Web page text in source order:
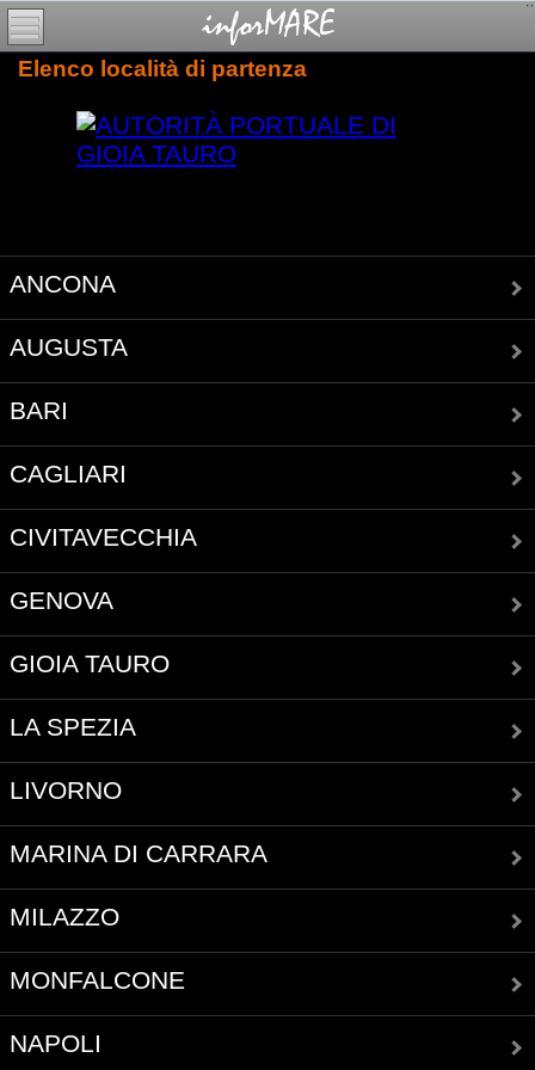
Elenco località di partenza
ANCONA
AUGUSTA
BARI
CAGLIARI
CIVITAVECCHIA
GENOVA
GIOIA TAURO
LA SPEZIA
LIVORNO
MARINA DI CARRARA
MILAZZO
MONFALCONE
NAPOLI